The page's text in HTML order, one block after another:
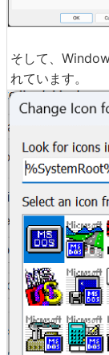
そして、
れています。